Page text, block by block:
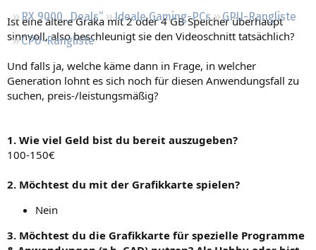
RX 9000 „Deals“
Ideale Gaming-PCs
GPU-Rangliste
CPU-Rangliste
Ist eine ältere Graka mit 2 oder 4 GB Speicher überhaupt
sinnvoll, also beschleunigt sie den Videoschnitt tatsächlich?
Und falls ja, welche käme dann in Frage, in welcher
Generation lohnt es sich noch für diesen Anwendungsfall zu
suchen, preis-/leistungsmäßig?
1. Wie viel Geld bist du bereit auszugeben?
100-150€
2. Möchtest du mit der Grafikkarte spielen?
Nein
3. Möchtest du die Grafikkarte für spezielle Programme